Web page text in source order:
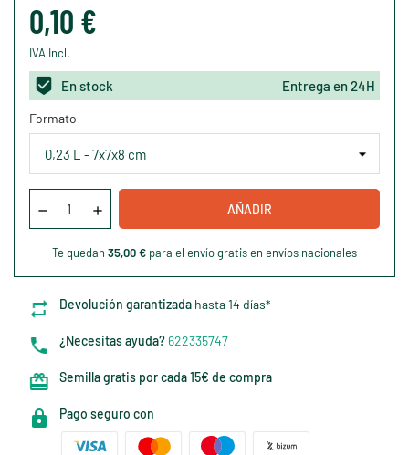
0,10 €
IVA Incl.
En stock Entrega en 24H
Formato
AÑADIR
Te quedan 35,00 € para el envío gratis en envíos nacionales
Devolución garantizada hasta 14 días*
¿Necesitas ayuda?622335747
Semilla gratis por cada 15€ de compra
Pago seguro con